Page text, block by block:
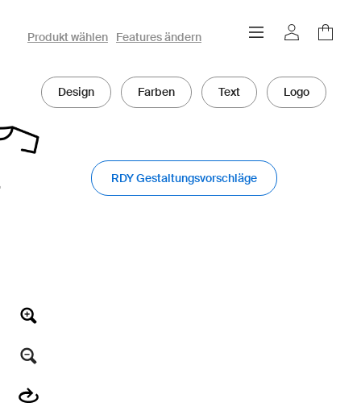
owayo 3D-Konfigurator
Produkt wählen Features ändern
Design Farben Text Logo
RDY Gestaltungsvorschläge